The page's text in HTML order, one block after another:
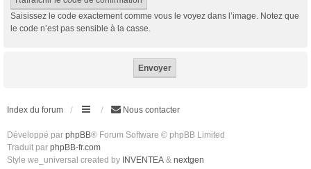
Saisissez le code exactement comme vous le voyez dans l’image. Notez que
le code n’est pas sensible à la casse.
Index du forum Nous contacter
Développé par phpBB® Forum Software © phpBB Limited
Traduit par phpBB-fr.com
Style we_universal created by INVENTEA & nextgen